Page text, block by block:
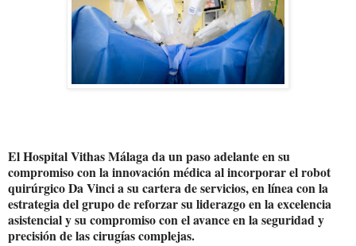
El Hospital Vithas Málaga da un paso adelante en su
compromiso con la innovación médica al incorporar el robot
quirúrgico Da Vinci a su cartera de servicios, en línea con la
estrategia del grupo de reforzar su liderazgo en la excelencia
asistencial y su compromiso con el avance en la seguridad y
precisión de las cirugías complejas.